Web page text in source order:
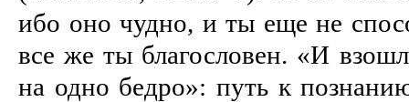
ибо оно чудно, и ты еще не
все же ты благословен. «И
на одно бедро»: путь к